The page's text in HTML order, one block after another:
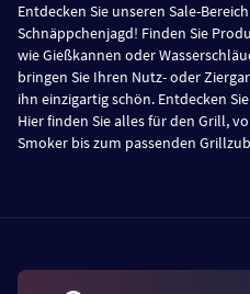
Entdecken Sie unseren Sale-
Schnäppchenjagd! Finden Sie
wie Gießkannen oder
bringen Sie Ihren Nutz- oder
ihn einzigartig schön. Entdecken
Hier finden Sie alles für den Grill,
Smoker bis zum passenden